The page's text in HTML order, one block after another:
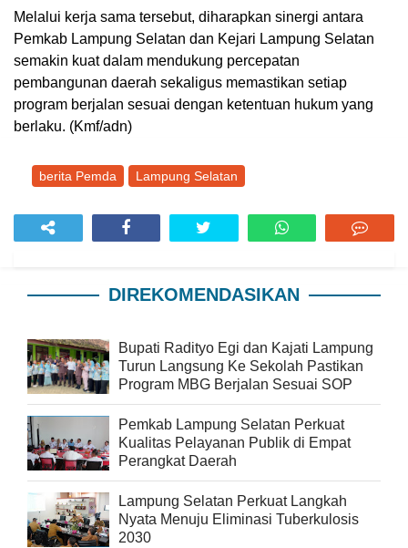
Melalui kerja sama tersebut, diharapkan sinergi antara
Pemkab Lampung Selatan dan Kejari Lampung Selatan
semakin kuat dalam mendukung percepatan
pembangunan daerah sekaligus memastikan setiap
program berjalan sesuai dengan ketentuan hukum yang
berlaku. (Kmf/adn)
berita Pemda Lampung Selatan
DIREKOMENDASIKAN
Bupati Radityo Egi dan Kajati Lampung
Turun Langsung Ke Sekolah Pastikan
Program MBG Berjalan Sesuai SOP
Pemkab Lampung Selatan Perkuat
Kualitas Pelayanan Publik di Empat
Perangkat Daerah
Lampung Selatan Perkuat Langkah
Nyata Menuju Eliminasi Tuberkulosis
2030